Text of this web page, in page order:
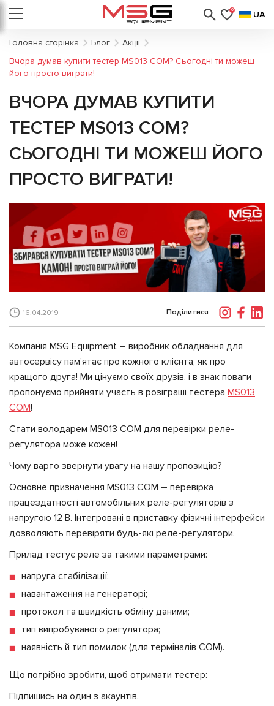
0 UA
Головна сторінка Блог
Акції
Вчора думав купити тестер MS013 COM? Сьогодні ти можеш
його просто виграти!
ВЧОРА ДУМАВ КУПИТИ
ТЕСТЕР MS013 COM?
СЬОГОДНІ ТИ МОЖЕШ ЙОГО
ПРОСТО ВИГРАТИ!
16.04.2019 Поділитися
Компанія MSG Equipment – виробник обладнання для
автосервісу пам'ятає про кожного клієнта, як про
кращого друга! Ми цінуємо своїх друзів, і в знак поваги
пропонуємо прийняти участь в розіграші тестера MS013
COM!
Стати володарем MS013 COM для перевірки реле-
регулятора може кожен!
Чому варто звернути увагу на нашу пропозицію?
Основне призначення MS013 COM – перевірка
працездатності автомобільних реле-регуляторів з
напругою 12 В. Інтегровані в приставку фізичні інтерфейси
дозволяють перевіряти будь-які реле-регулятори.
Прилад тестує реле за такими параметрами:
напруга стабілізації;
навантаження на генераторі;
протокол та швидкість обміну даними;
тип випробуваного регулятора;
наявність й тип помилок (для терміналів СОМ).
Що потрібно зробити, щоб отримати тестер:
Підпишись на один з акаунтів.